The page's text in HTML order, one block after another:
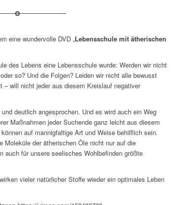
eine wundervolle DVD „Lebensschule mit ätherischen
des Lebens eine Lebensschule wurde: Werden wir nicht
so? Und die Folgen? Leiden wir nicht alle bewusst
– will nicht jeder aus diesem Kreislauf negativer
deutlich angesprochen. Und es wird auch ein Weg
Maßnahmen jeder Suchende ganz leicht aus diesem
auf mannigfaltige Art und Weise behilflich sein.
der ätherischen Öle nicht nur auf die
auch für unsere seelisches Wohlbefinden größte
vieler natürlicher Stoffe wieder ein optimales Leben